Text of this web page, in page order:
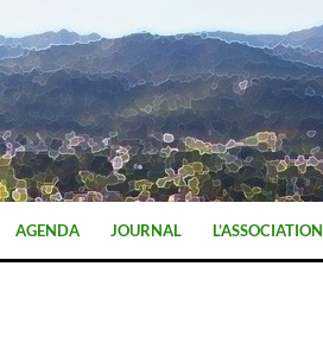
AGENDA JOURNAL L’ASSOCIATION